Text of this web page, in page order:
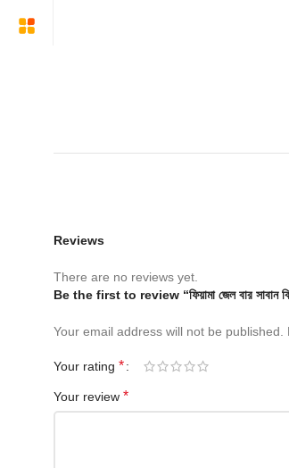
Reviews
There are no reviews yet.
Be the first to review “ফিয়ামা জেল বার সাবান
Your email address will not be published.
Your rating *
Your review *